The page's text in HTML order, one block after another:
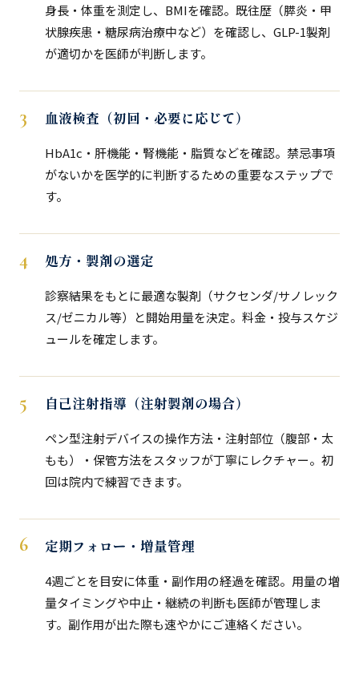
身長・体重を測定し、BMIを確認。既往歴（膵炎・甲
状腺疾患・糖尿病治療中など）を確認し、GLP-1製剤
が適切かを医師が判断します。
血液検査（初回・必要に応じて）
HbA1c・肝機能・腎機能・脂質などを確認。禁忌事項
がないかを医学的に判断するための重要なステップで
す。
処方・製剤の選定
診察結果をもとに最適な製剤（サクセンダ/サノレック
ス/ゼニカル等）と開始用量を決定。料金・投与スケジ
ュールを確定します。
自己注射指導（注射製剤の場合）
ペン型注射デバイスの操作方法・注射部位（腹部・太
もも）・保管方法をスタッフが丁寧にレクチャー。初
回は院内で練習できます。
定期フォロー・増量管理
4週ごとを目安に体重・副作用の経過を確認。用量の増
量タイミングや中止・継続の判断も医師が管理しま
す。副作用が出た際も速やかにご連絡ください。